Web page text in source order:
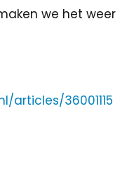
we het weer
articles/36001115